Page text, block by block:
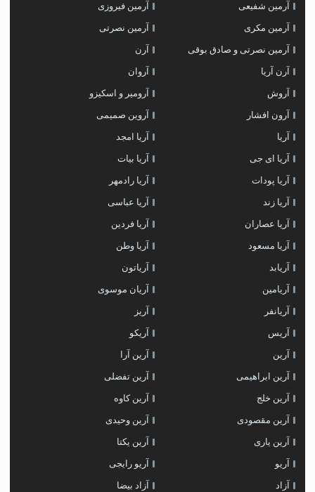
آرمین شفیعی آرمین فیروزی
آرمین مکری آرمین نصرتی
آرمین نصرتی و صادق بوقی آرن
آرن آریا آروان
آروش آرومیر و اسکیزو
آرون افشار آروین صمیمی
آریا آریا امجد
آریا ای جی آریا بیات
آریا پودات آریا رادمهر
آریا زند آریا عباسی
آریا عصاران آریا فردین
آریا مسعود آریا وطن
آریابد آریاتون
آریامین آریان موسوی
آریانفر آریز
آریس آریکو
آرین آرین آرا
آرین ابراهیمی آرین تفضلی
آرین خلج آرین کاوه
آرین مقصودی آرین وحیدی
آرین یاری آرین یکتا
آریو آریو رایجی
آزاد آزاد بیضا